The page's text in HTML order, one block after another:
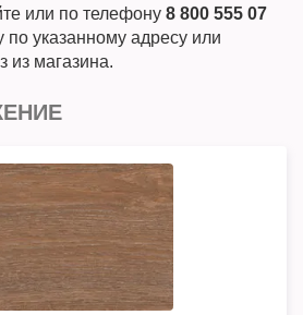
или по телефону 8 800 555 07
по указанному адресу или
из магазина.